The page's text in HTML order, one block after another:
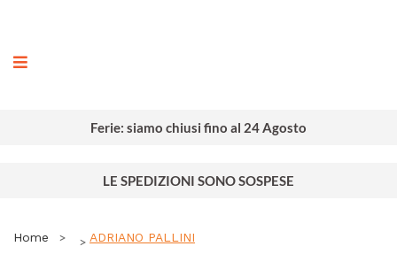
Ferie: siamo chiusi fino al 24 Agosto
LE SPEDIZIONI SONO SOSPESE
Home ADRIANO PALLINI